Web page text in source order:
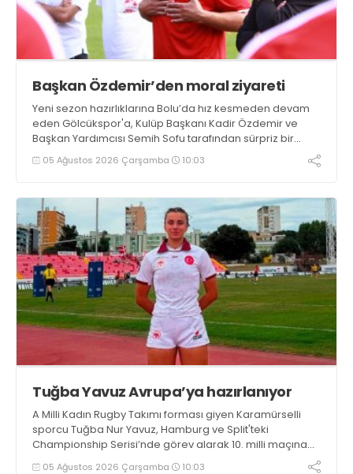
Başkan Özdemir’den moral ziyareti
Yeni sezon hazırlıklarına Bolu’da hız kesmeden devam
eden Gölcükspor'a, Kulüp Başkanı Kadir Özdemir ve
Başkan Yardımcısı Semih Sofu tarafından sürpriz bir
moral ziyareti gerçekleştirildi
05 Ağustos 2026 Çarşamba 10:03
Tuğba Yavuz Avrupa’ya hazırlanıyor
A Milli Kadın Rugby Takımı forması giyen Karamürselli
sporcu Tuğba Nur Yavuz, Hamburg ve Split'teki
Championship Serisi’nde görev alarak 10. milli maçına
çıkma eşiğini geride bıraktı
05 Ağustos 2026 Çarşamba 10:03